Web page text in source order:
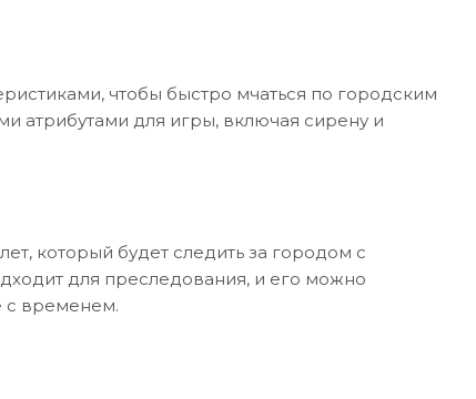
чтобы быстро мчаться по городским
атрибутами для игры, включая сирену и
который будет следить за городом с
для преследования, и его можно
с временем.